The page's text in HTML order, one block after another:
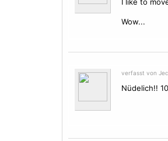
Wow...
verfasst von
Nüdelich!! 10